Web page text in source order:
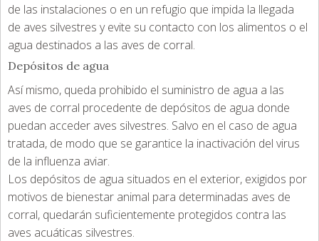
de las instalaciones o en un refugio que impida la llegada
de aves silvestres y evite su contacto con los alimentos o el
agua destinados a las aves de corral.
Depósitos de agua
Así mismo, queda prohibido el suministro de agua a las
aves de corral procedente de depósitos de agua donde
puedan acceder aves silvestres. Salvo en el caso de agua
tratada, de modo que se garantice la inactivación del virus
de la influenza aviar.
Los depósitos de agua situados en el exterior, exigidos por
motivos de bienestar animal para determinadas aves de
corral, quedarán suficientemente protegidos contra las
aves acuáticas silvestres.